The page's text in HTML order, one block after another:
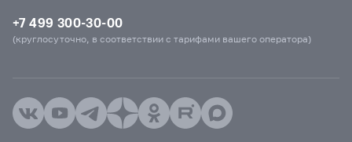
+7 499 300-30-00
(круглосуточно, в соответствии с тарифами вашего оператора)